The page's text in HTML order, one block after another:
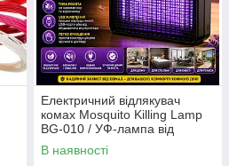
Електричний відлякувач
комах Mosquito Killing Lamp
BG-010 / УФ-лампа від
комарів 360° USB / Настінний
знищувач комах
В наявності